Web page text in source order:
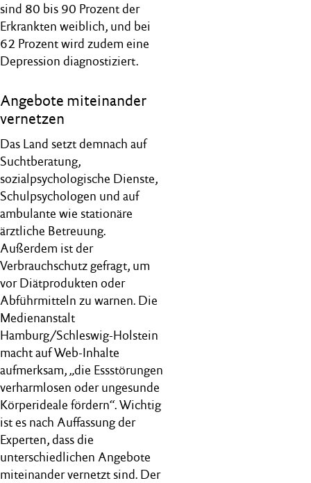
sind 80 bis 90 Prozent der
Erkrankten weiblich, und bei
62 Prozent wird zudem eine
Depression diagnostiziert.
Angebote miteinander
vernetzen
Das Land setzt demnach auf
Suchtberatung,
sozialpsychologische Dienste,
Schulpsychologen und auf
ambulante wie stationäre
ärztliche Betreuung.
Außerdem ist der
Verbrauchschutz gefragt, um
vor Diätprodukten oder
Abführmitteln zu warnen. Die
Medienanstalt
Hamburg/Schleswig-Holstein
macht auf Web-Inhalte
aufmerksam, „die Essstörungen
verharmlosen oder ungesunde
Körperideale fördern“. Wichtig
ist es nach Auffassung der
Experten, dass die
unterschiedlichen Angebote
miteinander vernetzt sind. Der